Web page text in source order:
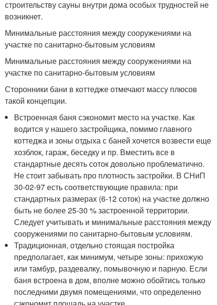
строительству сауны внутри дома особых трудностей не
возникнет.
Минимальные расстояния между сооружениями на
участке по санитарно-бытовым условиям
Минимальные расстояния между сооружениями на
участке по санитарно-бытовым условиям
Сторонники бани в коттедже отмечают массу плюсов
такой концепции.
Встроенная баня сэкономит место на участке. Как
водится у нашего застройщика, помимо главного
коттеджа и зоны отдыха с баней хочется возвести еще
хозблок, гараж, беседку и пр. Вместить все в
стандартные десять соток довольно проблематично.
Не стоит забывать про плотность застройки. В СНиП
30-02-97 есть соответствующие правила: при
стандартных размерах (6-12 соток) на участке должно
быть не более 25-30 % застроенной территории.
Следует учитывать и минимальные расстояния между
сооружениями по санитарно-бытовым условиям.
Традиционная, отдельно стоящая постройка
предполагает, как минимум, четыре зоны: прихожую
или тамбур, раздевалку, помывочную и парную. Если
баня встроена в дом, вполне можно обойтись только
последними двумя помещениями, что определенно